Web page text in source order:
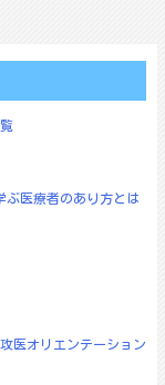
ぶ医療者のあり方とは
医オリエンテーション